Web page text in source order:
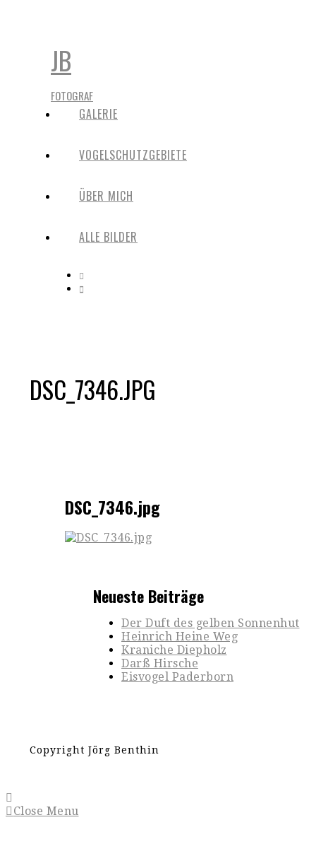
JB
FOTOGRAF
GALERIE
VOGELSCHUTZGEBIETE
ÜBER MICH
ALLE BILDER
DSC_7346.JPG
DSC_7346.jpg
Neueste Beiträge
Der Duft des gelben Sonnenhut
Heinrich Heine Weg
Kraniche Diepholz
Darß Hirsche
Eisvogel Paderborn
Copyright Jörg Benthin
Close Menu